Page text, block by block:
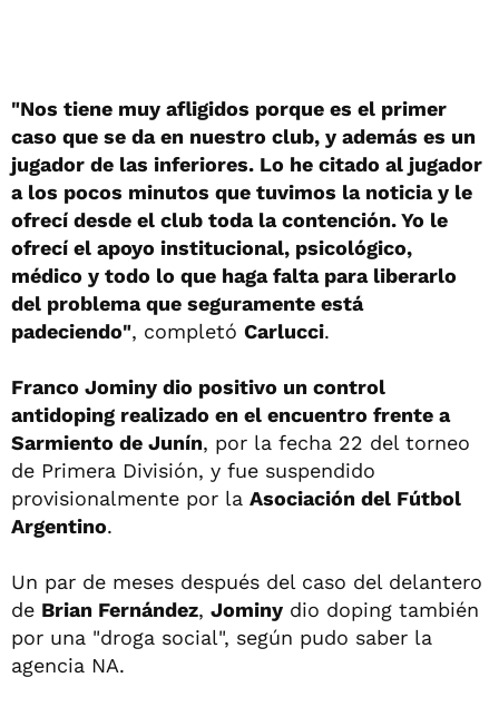
"Nos tiene muy afligidos porque es el primer
caso que se da en nuestro club, y además es un
jugador de las inferiores. Lo he citado al jugador
a los pocos minutos que tuvimos la noticia y le
ofrecí desde el club toda la contención. Yo le
ofrecí el apoyo institucional, psicológico,
médico y todo lo que haga falta para liberarlo
del problema que seguramente está
padeciendo", completó Carlucci.
Franco Jominy dio positivo un control
antidoping realizado en el encuentro frente a
Sarmiento de Junín, por la fecha 22 del torneo
de Primera División, y fue suspendido
provisionalmente por la Asociación del Fútbol
Argentino.
Un par de meses después del caso del delantero
de Brian Fernández, Jominy dio doping también
por una "droga social", según pudo saber la
agencia NA.